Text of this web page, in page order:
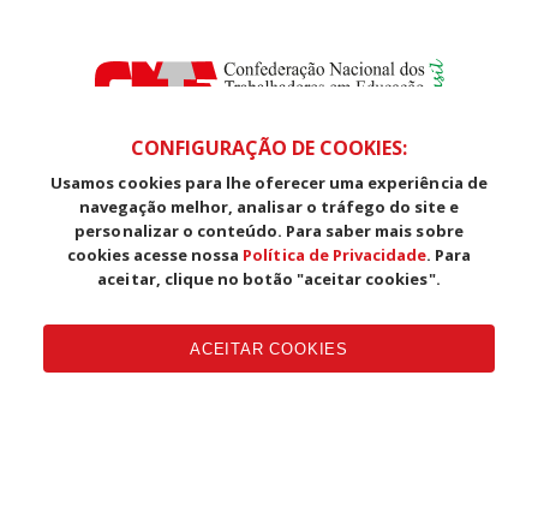
SDS, Edifício Venâncio III, Salas 101/106
CEP: 70393-902 - Brasília - DF
Telefone (61) 3225-1003 - E-mail cnte@cnte.org.br
Trabalhadores(as) na Base
CONFIGURAÇÃO DE COOKIES:
Usamos cookies para lhe oferecer uma experiência de
navegação melhor, analisar o tráfego do site e
personalizar o conteúdo. Para saber mais sobre
cookies acesse nossa Política de Privacidade. Para
aceitar, clique no botão "aceitar cookies".
ACEITAR COOKIES